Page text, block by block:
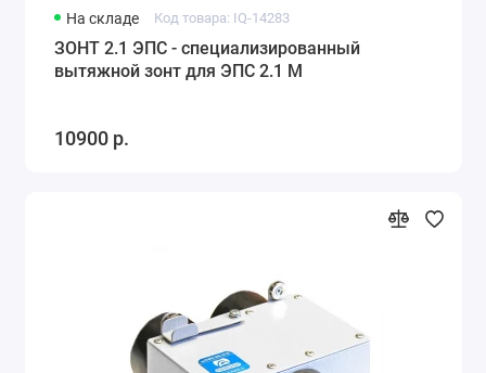
На складе Код товара: IQ-14283
ЗОНТ 2.1 ЭПС - специализированный
вытяжной зонт для ЭПС 2.1 М
10900 р.